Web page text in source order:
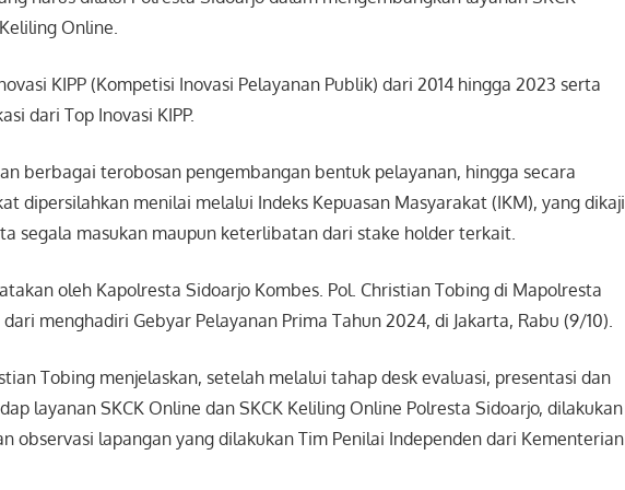
Online.
KIPP (Kompetisi Inovasi Pelayanan Publik) dari 2014 hingga 2023 serta
dari Top Inovasi KIPP.
berbagai terobosan pengembangan bentuk pelayanan, hingga secara
dipersilahkan menilai melalui Indeks Kepuasan Masyarakat (IKM), yang dikaji
segala masukan maupun keterlibatan dari stake holder terkait.
oleh Kapolresta Sidoarjo Kombes. Pol. Christian Tobing di Mapolresta
menghadiri Gebyar Pelayanan Prima Tahun 2024, di Jakarta, Rabu (9/10).
Tobing menjelaskan, setelah melalui tahap desk evaluasi, presentasi dan
layanan SKCK Online dan SKCK Keliling Online Polresta Sidoarjo, dilakukan
observasi lapangan yang dilakukan Tim Penilai Independen dari Kementerian